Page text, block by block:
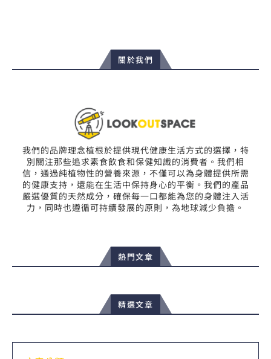
關於我們
我們的品牌理念植根於提供現代健康生活方式的選擇，特
別關注那些追求素食飲食和保健知識的消費者。我們相
信，通過純植物性的營養來源，不僅可以為身體提供所需
的健康支持，還能在生活中保持身心的平衡。我們的產品
嚴選優質的天然成分，確保每一口都能為您的身體注入活
力，同時也遵循可持續發展的原則，為地球減少負擔。
熱門文章
精選文章